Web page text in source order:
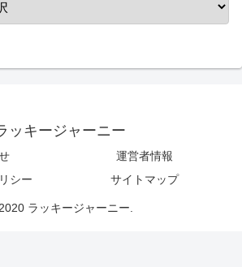
ッキージャーニー
運営者情報
シー
サイトマップ
ラッキージャーニー.